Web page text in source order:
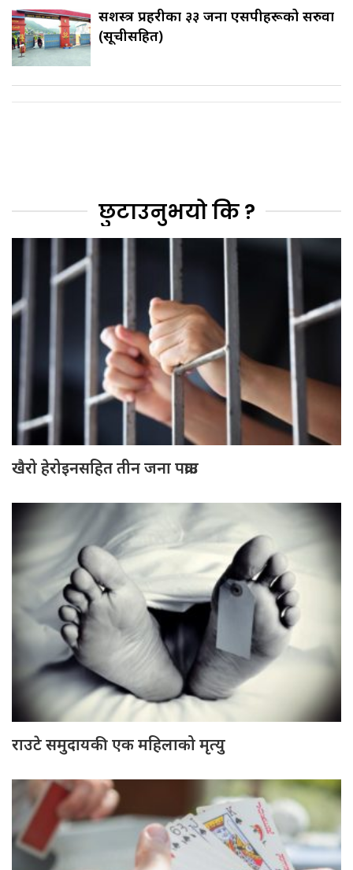
सशस्त्र प्रहरीका ३३ जना एसपीहरूको सरुवा
(सूचीसहित)
छुटाउनुभयो कि ?
खैरो हेरोइनसहित तीन जना पक्राउ
राउटे समुदायकी एक महिलाको मृत्यु